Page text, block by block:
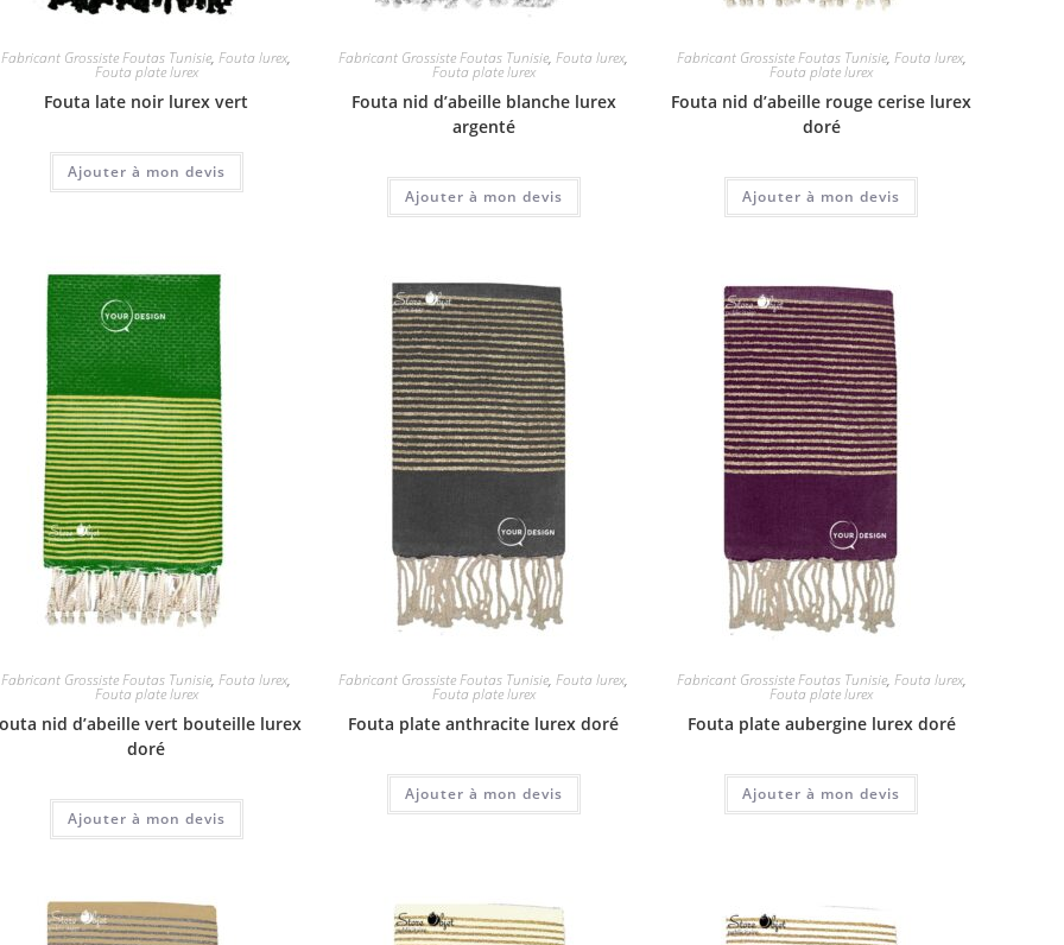
Fabricant Grossiste Foutas Tunisie,Fouta lurex,
Fouta plate lurex
Fouta late noir lurex vert
Ajouter à mon devis
Fabricant Grossiste Foutas Tunisie,Fouta lurex,
Fouta plate lurex
Fouta nid d’abeille blanche lurex
argenté
Ajouter à mon devis
Fabricant Grossiste Foutas Tunisie, Fouta lurex,
Fouta plate lurex
Fouta nid d’abeille rouge cerise lurex
doré
Ajouter à mon devis
Fabricant Grossiste Foutas Tunisie,Fouta lurex,
Fouta plate lurex
nid d’abeille vert bouteille lurex
doré
Ajouter à mon devis
Fabricant Grossiste Foutas Tunisie,Fouta lurex,
Fouta plate lurex
Fouta plate anthracite lurex doré
Ajouter à mon devis
Fabricant Grossiste Foutas Tunisie, Fouta lurex,
Fouta plate lurex
Fouta plate aubergine lurex doré
Ajouter à mon devis